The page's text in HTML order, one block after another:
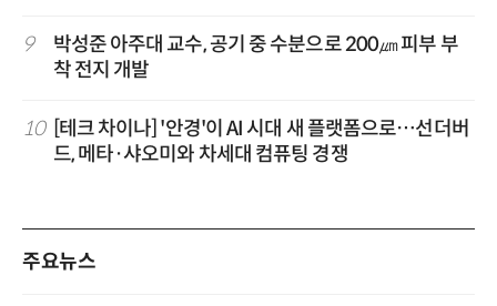
9
박성준 아주대 교수, 공기 중 수분으로 200㎛ 피부 부
착 전지 개발
10
[테크 차이나] '안경'이 AI 시대 새 플랫폼으로…선더버
드, 메타·샤오미와 차세대 컴퓨팅 경쟁
주요뉴스